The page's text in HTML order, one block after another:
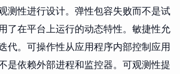
测性进行设计。弹性包容失败而不是试
了在平台上运行的动态特性。敏捷性允
代。可操作性从应用程序内部控制应用
是依赖外部进程和监控器。可观测性提